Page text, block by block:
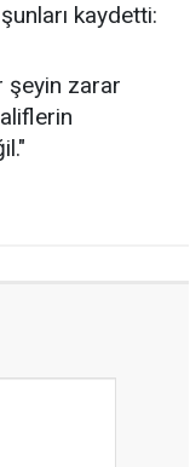
kaydetti:
şeyin zarar